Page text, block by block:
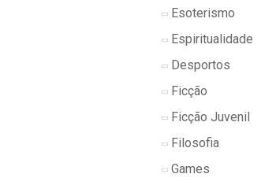
Esoterismo
Espiritualidade
Desportos
Ficção
Ficção Juvenil
Filosofia
Games